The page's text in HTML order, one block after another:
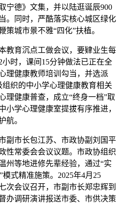
宁德》文集，并以陆逛诞辰900
。同时，严酷落实核心城区绿化
城市景不雅“四化”扶植。
育沉点工做会议，要肄业生每
时，课间15分钟做法已正在全
理健康教师培训勾当，并选派
织的中小学心理健康教育相关
理健康普查，成立“终身一档”取
小学心理健康室提拔有序推进，
航。
市长包江苏、市政协副刘国平
性常委会会议议题。市政协组织
州等地进修先辈经验，通过“实
式精准施策。2025年4月25
次会议召开，市副市长郑忠辉到
办调研演讲报送市委、市供决策